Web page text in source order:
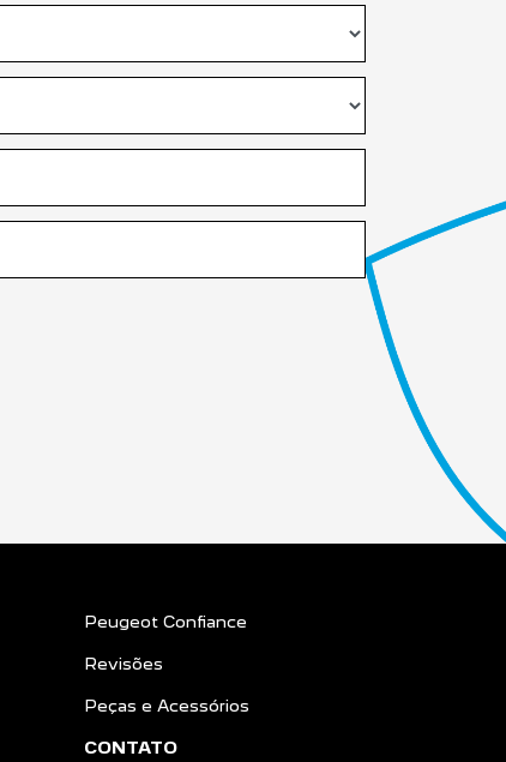
Peugeot Confiance
Revisões
Peças e Acessórios
CONTATO